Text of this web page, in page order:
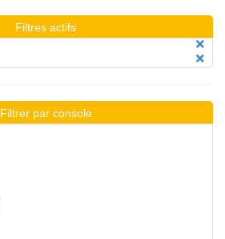
Filtres actifs
Filtrer par console